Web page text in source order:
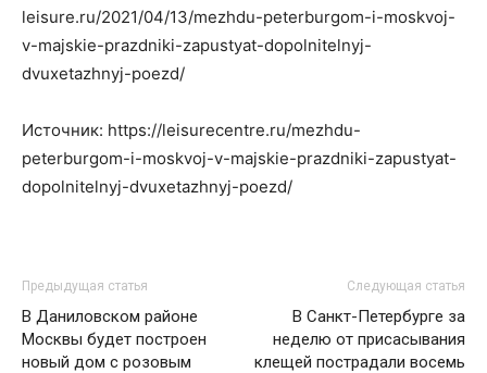
leisure.ru/2021/04/13/mezhdu-peterburgom-i-moskvoj-
v-majskie-prazdniki-zapustyat-dopolnitelnyj-
dvuxetazhnyj-poezd/
Источник: https://leisurecentre.ru/mezhdu-
peterburgom-i-moskvoj-v-majskie-prazdniki-zapustyat-
dopolnitelnyj-dvuxetazhnyj-poezd/
Предыдущая статья
В Даниловском районе
Москвы будет построен
новый дом с розовым
Следующая статья
В Санкт-Петербурге за
неделю от присасывания
клещей пострадали восемь